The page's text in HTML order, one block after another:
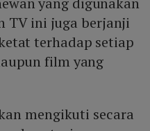
TV ini juga berjanji
terhadap setiap
film yang
mengikuti secara